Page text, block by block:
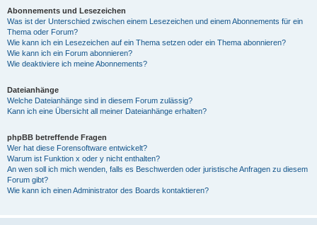
Abonnements und Lesezeichen
Was ist der Unterschied zwischen einem Lesezeichen und einem Abonnements für ein
Thema oder Forum?
Wie kann ich ein Lesezeichen auf ein Thema setzen oder ein Thema abonnieren?
Wie kann ich ein Forum abonnieren?
Wie deaktiviere ich meine Abonnements?
Dateianhänge
Welche Dateianhänge sind in diesem Forum zulässig?
Kann ich eine Übersicht all meiner Dateianhänge erhalten?
phpBB betreffende Fragen
Wer hat diese Forensoftware entwickelt?
Warum ist Funktion x oder y nicht enthalten?
An wen soll ich mich wenden, falls es Beschwerden oder juristische Anfragen zu diesem
Forum gibt?
Wie kann ich einen Administrator des Boards kontaktieren?